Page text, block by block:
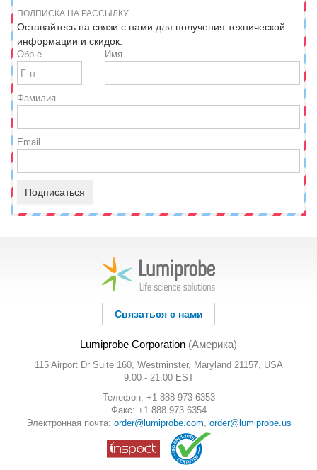
ПОДПИСКА НА РАССЫЛКУ
Оставайтесь на связи с нами для получения технической
информации и скидок.
Обр-е Имя
Фамилия
Email
Подписаться
Связаться с нами
Lumiprobe Corporation (Америка)
115 Airport Dr Suite 160, Westminster, Maryland 21157, USA
9:00 - 21:00 EST
Телефон: +1 888 973 6353
Факс: +1 888 973 6354
Электронная почта: order@lumiprobe.com order@lumiprobe.us